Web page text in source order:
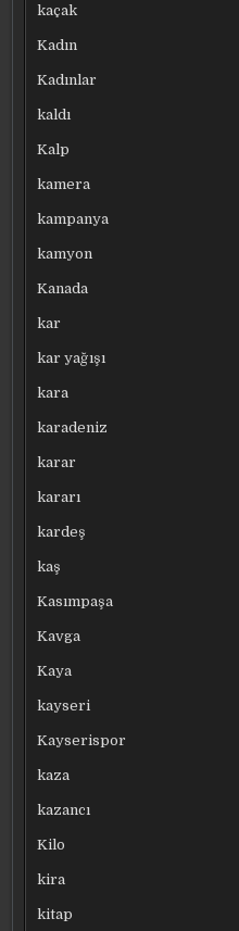
kaçak
Kadın
Kadınlar
kaldı
Kalp
kamera
kampanya
kamyon
Kanada
kar
kar yağışı
kara
karadeniz
karar
kararı
kardeş
kaş
Kasımpaşa
Kavga
Kaya
kayseri
Kayserispor
kaza
kazancı
Kilo
kira
kitap